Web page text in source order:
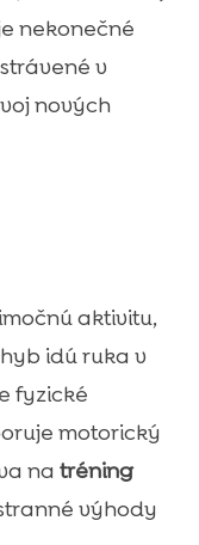
nekonečné
v
nových
aktivitu,
idú ruka v
fyzické
motorický
na tréning
výhody